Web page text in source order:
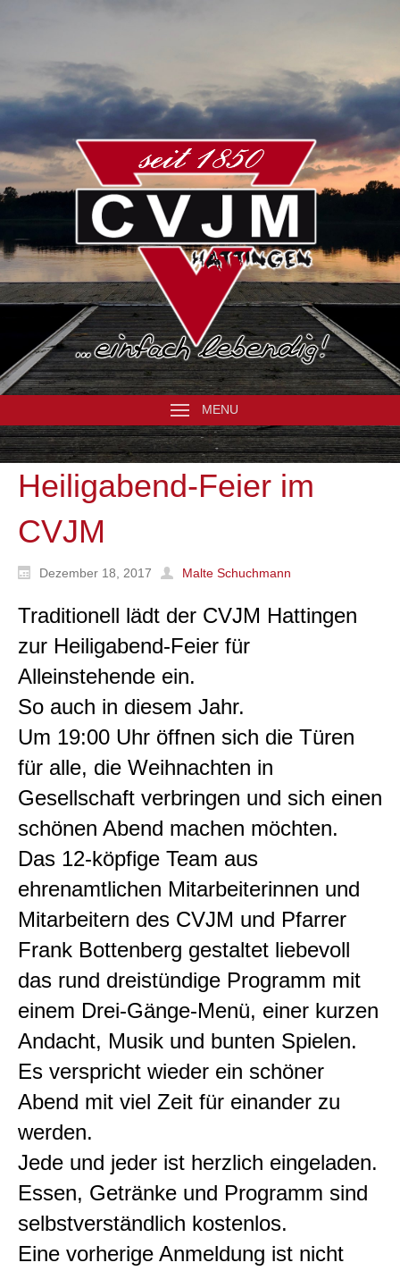
MENU
Heiligabend-Feier im
CVJM
Dezember 18, 2017 Malte Schuchmann
Traditionell lädt der CVJM Hattingen
zur Heiligabend-Feier für
Alleinstehende ein.
So auch in diesem Jahr.
Um 19:00 Uhr öffnen sich die Türen
für alle, die Weihnachten in
Gesellschaft verbringen und sich einen
schönen Abend machen möchten.
Das 12-köpfige Team aus
ehrenamtlichen Mitarbeiterinnen und
Mitarbeitern des CVJM und Pfarrer
Frank Bottenberg gestaltet liebevoll
das rund dreistündige Programm mit
einem Drei-Gänge-Menü, einer kurzen
Andacht, Musik und bunten Spielen.
Es verspricht wieder ein schöner
Abend mit viel Zeit für einander zu
werden.
Jede und jeder ist herzlich eingeladen.
Essen, Getränke und Programm sind
selbstverständlich kostenlos.
Eine vorherige Anmeldung ist nicht